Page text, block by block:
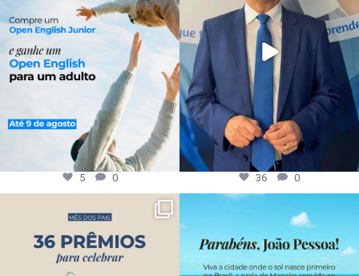
5 0 36 0